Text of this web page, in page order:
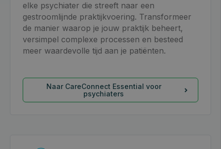
elke psychiater die streeft naar een
gestroomlijnde praktijkvoering. Transformeer
de manier waarop je jouw praktijk beheert,
versimpel complexe processen en besteed
meer waardevolle tijd aan je patiënten.
Naar CareConnect Essential voor
psychiaters